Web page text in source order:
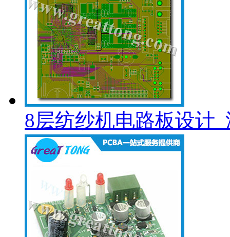
8层纺纱机电路板设计